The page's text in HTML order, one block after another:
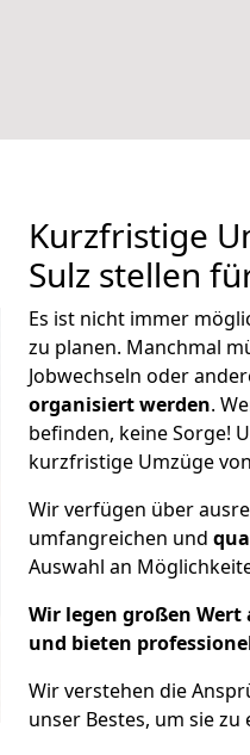
Kurzfristige
Sulz stellen
Es ist nicht immer
zu planen. Manchmal
Jobwechseln oder
organisiert werden.
befinden, keine Sorge!
kurzfristige Umzüge
Wir verfügen über
umfangreichen und
Auswahl an
Wir legen großen
und bieten
Wir verstehen die
unser Bestes, um sie zu